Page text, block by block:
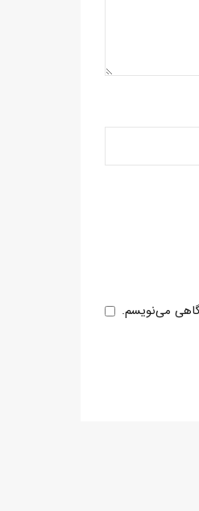
می‌نویسم.